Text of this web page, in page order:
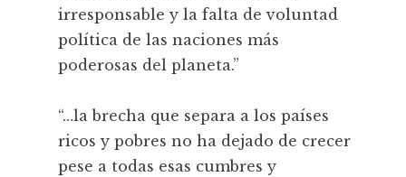
irresponsable y la falta de voluntad
política de las naciones más
poderosas del planeta.”
“…la brecha que separa a los países
ricos y pobres no ha dejado de crecer
pese a todas esas cumbres y